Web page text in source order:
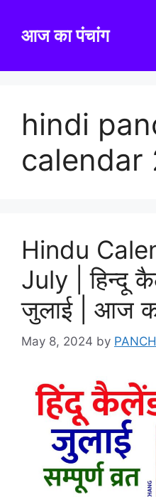
contentआज का पंचांग
hindi
calendar
Hindu
July | हिन्दू
जुलाई | आज
May 8, 2024 by